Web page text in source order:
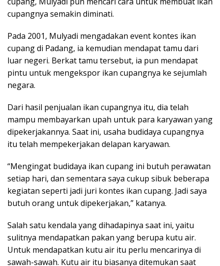
cupangnya semakin diminati.
Pada 2001, Mulyadi mengadakan event kontes ikan
cupang di Padang, ia kemudian mendapat tamu dari
luar negeri. Berkat tamu tersebut, ia pun mendapat
pintu untuk mengekspor ikan cupangnya ke sejumlah
negara.
Dari hasil penjualan ikan cupangnya itu, dia telah
mampu membayarkan upah untuk para karyawan yang
dipekerjakannya. Saat ini, usaha budidaya cupangnya
itu telah mempekerjakan delapan karyawan.
“Mengingat budidaya ikan cupang ini butuh perawatan
setiap hari, dan sementara saya cukup sibuk beberapa
kegiatan seperti jadi juri kontes ikan cupang. Jadi saya
butuh orang untuk dipekerjakan,” katanya.
Salah satu kendala yang dihadapinya saat ini, yaitu
sulitnya mendapatkan pakan yang berupa kutu air.
Untuk mendapatkan kutu air itu perlu mencarinya di
sawah-sawah. Kutu air itu biasanya ditemukan saat